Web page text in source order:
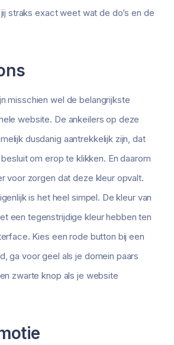
straks exact weet wat de do’s en de
misschien wel de belangrijkste
website. De ankeilers op deze
dusdanig aantrekkelijk zijn, dat
om erop te klikken. En daarom
voor zorgen dat deze kleur opvalt.
is het heel simpel. De kleur van
een tegenstrijdige kleur hebben ten
Kies een rode button bij een
ga voor geel als je domein paars
zwarte knop als je website